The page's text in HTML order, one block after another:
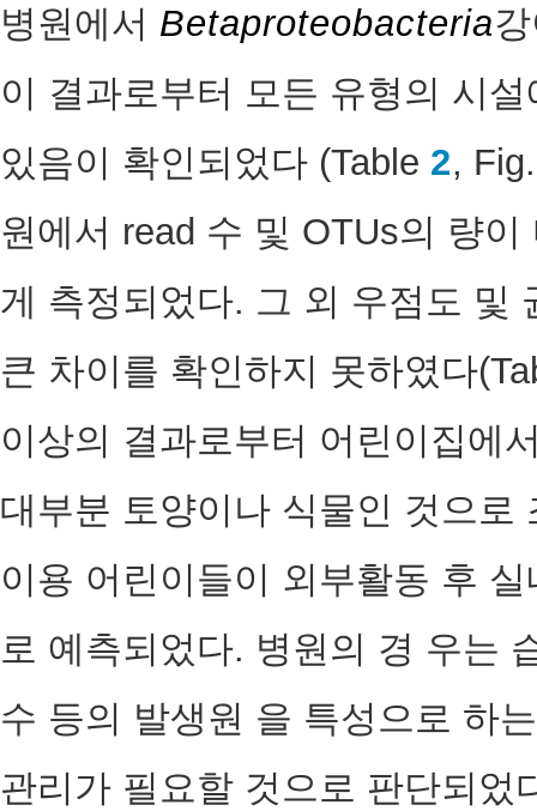
병원에서 Betaproteobacteria
이 결과로부터 모든 유형의 시
있음이 확인되었다 (Table 2,
원에서 read 수 및 OTUs의 량
게 측정되었다. 그 외 우점도 및
큰 차이를 확인하지 못하였다
이상의 결과로부터 어린이집에
대부분 토양이나 식물인 것으로
이용 어린이들이 외부활동 후
로 예측되었다. 병원의 경 우는
수 등의 발생원 을 특성으로 하
관리가 필요할 것으로 판단되